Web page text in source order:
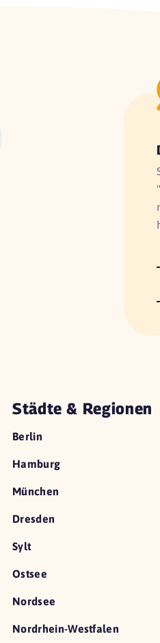
Städte & Regionen
Berlin
Hamburg
München
Dresden
Sylt
Ostsee
Nordsee
Nordrhein-Westfalen